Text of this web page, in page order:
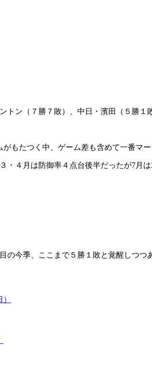
トン（７勝７敗）、中日・濱田（５勝１
もたつく中、ゲーム差も含めて一番マ
４月は防御率４点台後半だったが7月は
今季、ここまで５勝１敗と覚醒しつつ